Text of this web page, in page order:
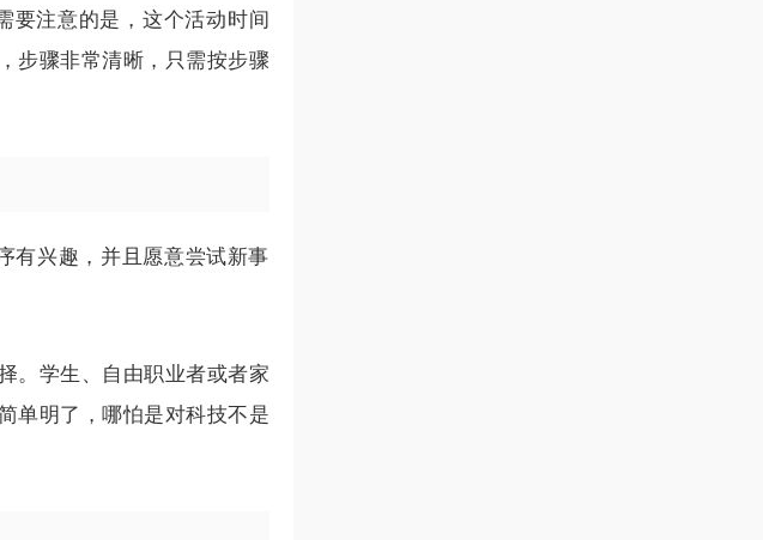
要注意的是，这个活动时间
步骤非常清晰，只需按步骤
有兴趣，并且愿意尝试新事
。学生、自由职业者或者家
单明了，哪怕是对科技不是